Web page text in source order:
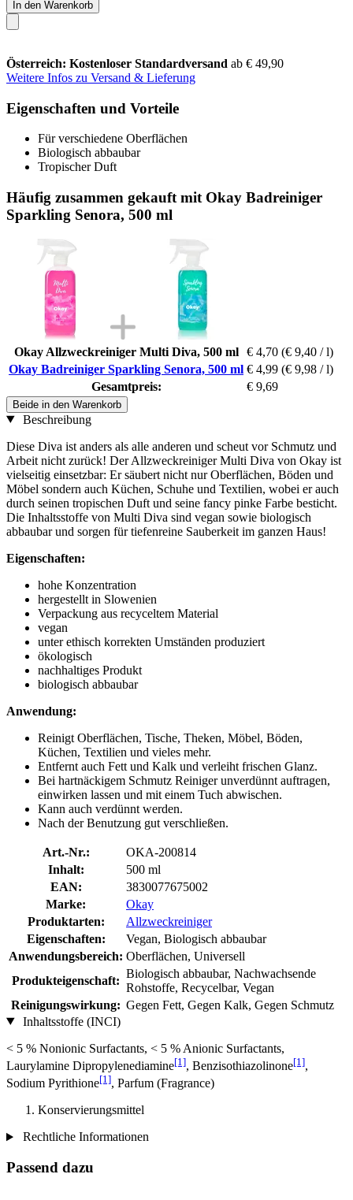
In den Warenkorb
Österreich: Kostenloser Standardversand ab € 49,90
Weitere Infos zu Versand & Lieferung
Eigenschaften und Vorteile
Für verschiedene Oberflächen
Biologisch abbaubar
Tropischer Duft
Häufig zusammen gekauft mit Okay Badreiniger
Sparkling Senora, 500 ml
Okay Allzweckreiniger Multi Diva, 500 ml € 4,70 (€ 9,40 / l)
Okay Badreiniger Sparkling Senora, 500 ml € 4,99 (€ 9,98 / l)
Gesamtpreis:
€ 9,69
Beide in den Warenkorb
Beschreibung
Diese Diva ist anders als alle anderen und scheut vor Schmutz und
Arbeit nicht zurück! Der Allzweckreiniger Multi Diva von Okay ist
vielseitig einsetzbar: Er säubert nicht nur Oberflächen, Böden und
Möbel sondern auch Küchen, Schuhe und Textilien, wobei er auch
durch seinen tropischen Duft und seine fancy pinke Farbe besticht.
Die Inhaltsstoffe von Multi Diva sind vegan sowie biologisch
abbaubar und sorgen für tiefenreine Sauberkeit im ganzen Haus!
Eigenschaften:
hohe Konzentration
hergestellt in Slowenien
Verpackung aus recyceltem Material
vegan
unter ethisch korrekten Umständen produziert
ökologisch
nachhaltiges Produkt
biologisch abbaubar
Anwendung:
Reinigt Oberflächen, Tische, Theken, Möbel, Böden,
Küchen, Textilien und vieles mehr.
Entfernt auch Fett und Kalk und verleiht frischen Glanz.
Bei hartnäckigem Schmutz Reiniger unverdünnt auftragen,
einwirken lassen und mit einem Tuch abwischen.
Kann auch verdünnt werden.
Nach der Benutzung gut verschließen.
Art.-Nr.:
OKA-200814
Inhalt:
500 ml
EAN:
3830077675002
Marke:
Okay
Produktarten:
Allzweckreiniger
Eigenschaften:
Vegan, Biologisch abbaubar
Anwendungsbereich: Oberflächen, Universell
Produkteigenschaft:
Biologisch abbaubar, Nachwachsende
Rohstoffe, Recycelbar, Vegan
Reinigungswirkung: Gegen Fett, Gegen Kalk, Gegen Schmutz
Inhaltsstoffe (INCI)
< 5 % Nonionic Surfactants, < 5 % Anionic Surfactants,
Laurylamine Dipropylenediamine[1], Benzisothiazolinone[1],
Sodium Pyrithione[1], Parfum (Fragrance)
Konservierungsmittel
Rechtliche Informationen
Passend dazu